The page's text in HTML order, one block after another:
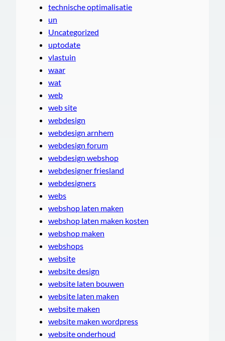
technische optimalisatie
un
Uncategorized
uptodate
vlastuin
waar
wat
web
web site
webdesign
webdesign arnhem
webdesign forum
webdesign webshop
webdesigner friesland
webdesigners
webs
webshop laten maken
webshop laten maken kosten
webshop maken
webshops
website
website design
website laten bouwen
website laten maken
website maken
website maken wordpress
website onderhoud